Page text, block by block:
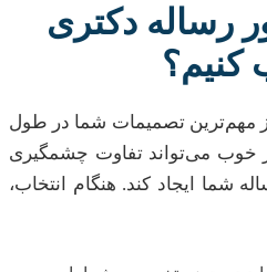
رساله دکتری
کنیم؟
مهم‌ترین تصمیمات شما در طول
خوب می‌تواند تفاوت چشمگیری
شما ایجاد کند. هنگام انتخاب،